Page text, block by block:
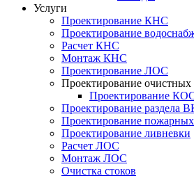
Услуги
Проектирование КНС
Проектирование
Расчет КНС
Монтаж КНС
Проектирование ЛОС
Проектирование
Проектирование
Проектирование раздела
Проектирование
Проектирование ливневки
Расчет ЛОС
Монтаж ЛОС
Очистка стоков